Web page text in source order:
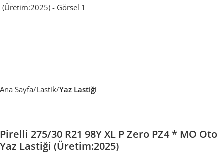
Ana Sayfa Lastik Yaz Lastiği
Pirelli 275/30 R21 98Y XL P Zero PZ4 * MO Oto
Yaz Lastiği (Üretim:2025)